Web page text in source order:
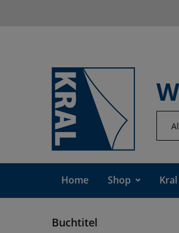
Home Shop
Buchtitel